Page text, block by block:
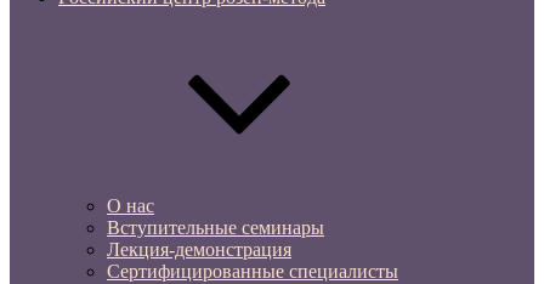
О нас
Вступительные семинары
Лекция-демонстрация
Сертифицированные специалисты